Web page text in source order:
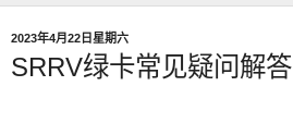
2023年4月22日星期六
SRRV绿卡常见疑问解答